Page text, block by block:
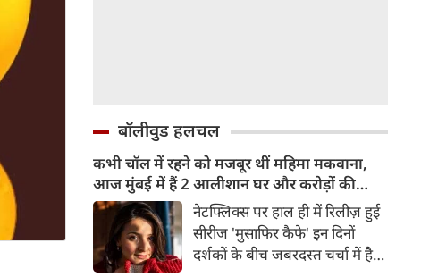
बॉलीवुड हलचल
कभी चॉल में रहने को मजबूर थीं महिमा मकवाना,
आज मुंबई में हैं 2 आलीशान घर और करोड़ों की
दौलत
नेटफ्लिक्स पर हाल ही में रिलीज़ हुई
सीरीज 'मुसाफिर कैफे' इन दिनों
दर्शकों के बीच जबरदस्त चर्चा में है।